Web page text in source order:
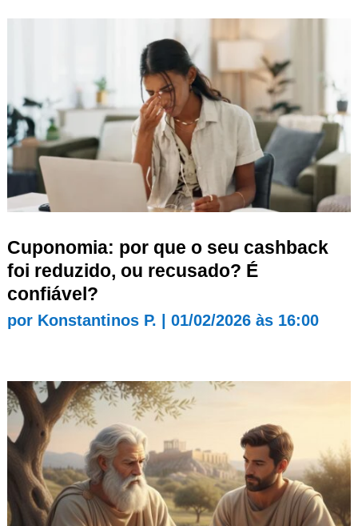
Cuponomia: por que o seu cashback
foi reduzido, ou recusado? É
confiável?
por Konstantinos P. 01/02/2026 às 16:00